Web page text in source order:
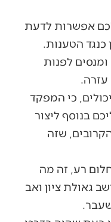
לכם אפשרות לדעת
הטענות.
לפנות
כי המפקד
בנוסף ליצור
הקרובים, שזה
רע, זה מה
גאולת ציון ואב